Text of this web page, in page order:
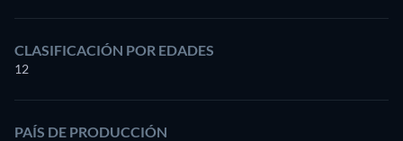
CLASIFICACIÓN POR EDADES
12
PAÍS DE PRODUCCIÓN